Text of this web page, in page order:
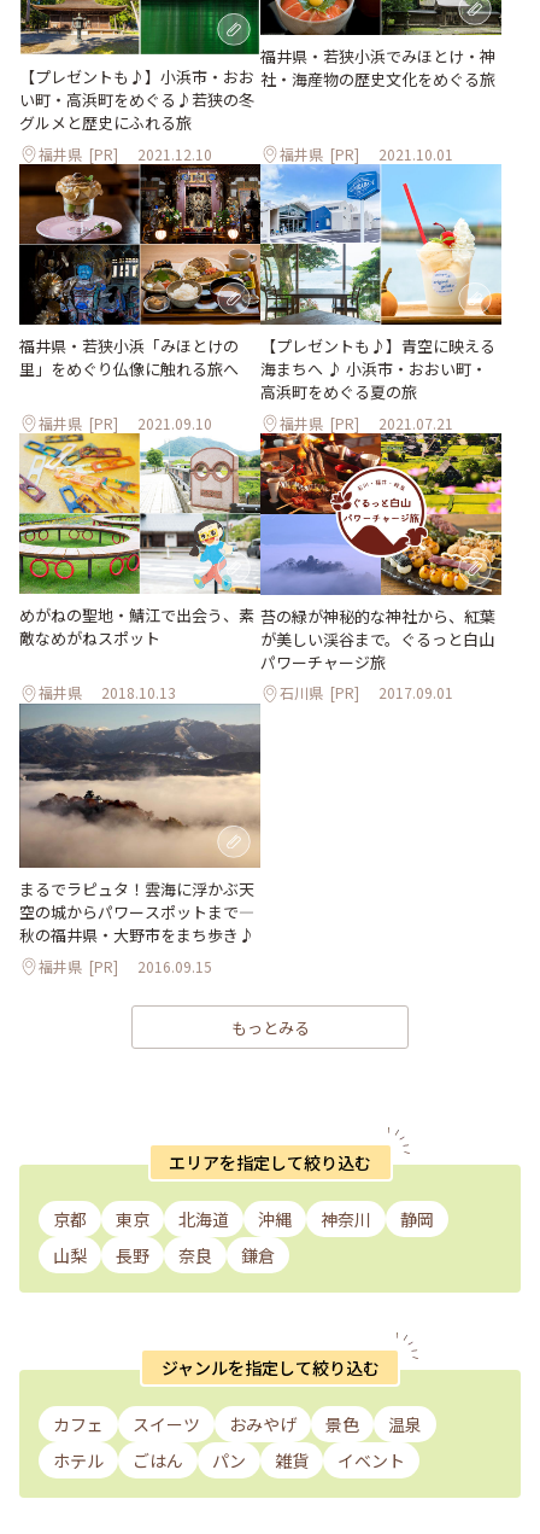
【プレゼントも♪】小浜市・おお
い町・高浜町をめぐる♪若狭の冬
グルメと歴史にふれる旅
福井県 [PR] 2021.12.10
福井県・若狭小浜でみほとけ・神
社・海産物の歴史文化をめぐる旅
福井県 [PR] 2021.10.01
福井県・若狭小浜「みほとけの
里」をめぐり仏像に触れる旅へ
福井県 [PR] 2021.09.10
【プレゼントも♪】青空に映える
海まちへ ♪ 小浜市・おおい町・
高浜町をめぐる夏の旅
福井県 [PR] 2021.07.21
めがねの聖地・鯖江で出会う、素
敵なめがねスポット
福井県 2018.10.13
苔の緑が神秘的な神社から、紅葉
が美しい渓谷まで。ぐるっと白山
パワーチャージ旅
石川県 [PR] 2017.09.01
まるでラピュタ！雲海に浮かぶ天
空の城からパワースポットまで―
秋の福井県・大野市をまち歩き♪
福井県 [PR] 2016.09.15
もっとみる
エリアを指定して絞り込む
京都 東京 北海道 沖縄 神奈川
静岡
山梨
長野 奈良 鎌倉
ジャンルを指定して絞り込む
カフェ スイーツ おみやげ 景色
温泉
ホテル
ごはん パン 雑貨 イベント